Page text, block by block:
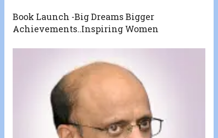
Book Launch -Big Dreams Bigger
Achievements..Inspiring Women